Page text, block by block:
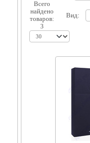
Всего
найдено
товаров:
3
Вид: